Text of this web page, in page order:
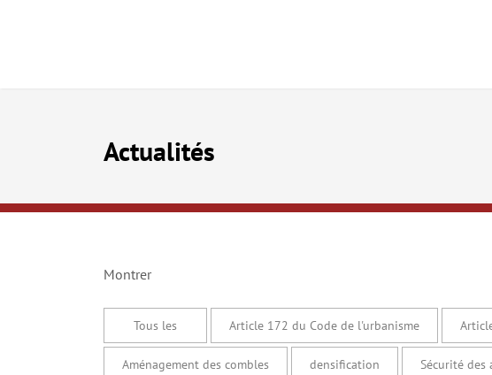
Actualités
Montrer
Tous les Article 172 du Code de l'urbanisme
Aménagement des combles densification Sécurité